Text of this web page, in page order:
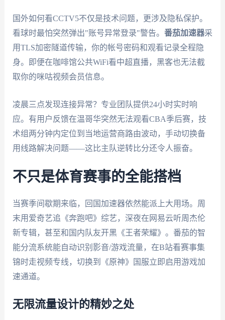
国外如何看CCTV5不仅是技术问题，更涉及隐私保护。
看球时最怕突然弹出"账号异常登录"警告。 番茄加速器采
用TLS加密隧道传输，你的帐号密码和观看记录全程隐
身。即便在咖啡馆公共WiFi看中超直播，黑客也无法截
取你的咪咕视频会员信息。
凌晨三点发现连接异常？专业团队提供24小时实时响
应。有用户反馈在温哥华突然无法观看CBA季后赛，技
术组两分钟内定位到当地运营商路由波动，手动切换备
用线路解决问题——这比主队逆转比分还令人振奋。
不只是体育赛事的全能搭档
当赛季间歇期来临，回国加速器依然能派上大用场。周
末用爱奇艺追《奔跑吧》综艺，深夜在网易云听周杰伦
新专辑，甚至和国内队友开黑《王者荣耀》。番茄的智
能分流系统能自动识别影音/游戏流量，在B站看赛事集
锦时走视频专线，切换到《原神》国服立即启用游戏加
速通道。
无限流量设计的精妙之处